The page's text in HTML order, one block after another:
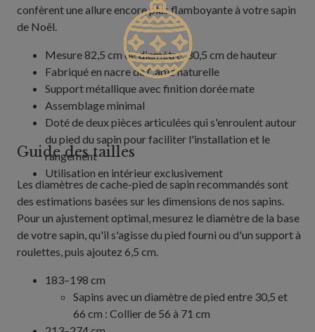
confèrent une allure encore plus flamboyante à votre sapin
de Noël.
Mesure 82,5 cm de diamètre, 30,5 cm de hauteur
Fabriqué en nacre de Capiz naturelle
Support métallique avec finition dorée mate
Assemblage minimal
Doté de deux pièces articulées qui s'enroulent autour
du pied du sapin pour faciliter l'installation et le
rangement
Utilisation en intérieur exclusivement
Guide des tailles
Les diamètres de cache-pied de sapin recommandés sont
des estimations basées sur les dimensions de nos sapins.
Pour un ajustement optimal, mesurez le diamètre de la base
de votre sapin, qu'il s'agisse du pied fourni ou d'un support à
roulettes, puis ajoutez 6,5 cm.
183–198 cm
Sapins avec un diamètre de pied entre 30,5 et
66 cm : Collier de 56 à 71 cm